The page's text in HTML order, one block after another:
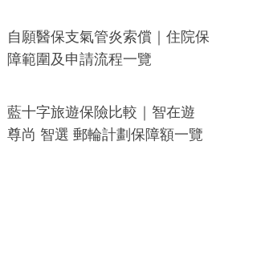
自願醫保支氣管炎索償｜住院保
障範圍及申請流程一覽
藍十字旅遊保險比較｜智在遊
尊尚 智選 郵輪計劃保障額一覽